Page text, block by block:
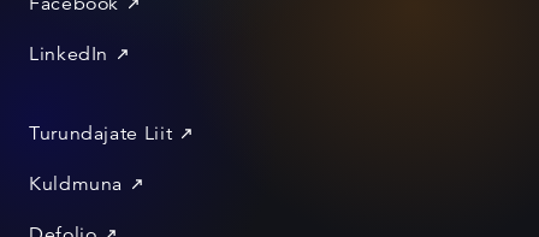
LinkedIn
Turundajate Liit
Kuldmuna